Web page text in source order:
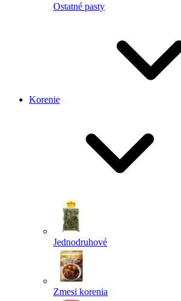
Ostatné pasty
Korenie
Jednodruhové
Zmesi korenia